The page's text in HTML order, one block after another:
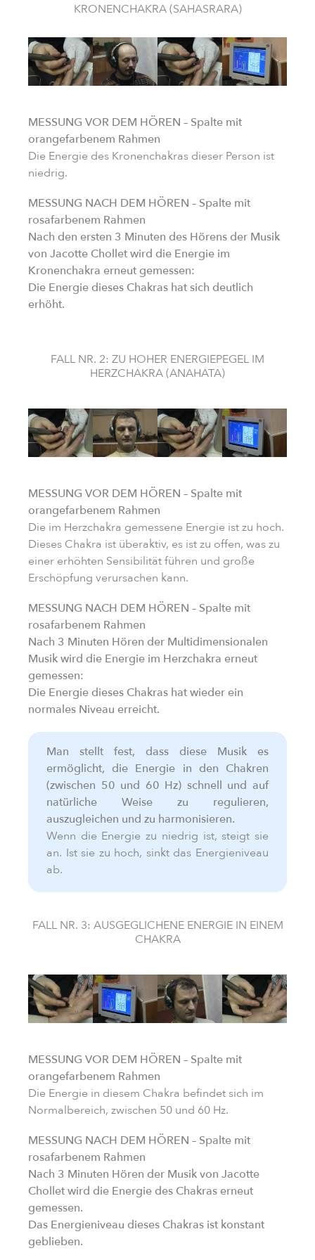
KRONENCHAKRA (SAHASRARA)
MESSUNG VOR DEM HÖREN – Spalte mit
orangefarbenem Rahmen
Die Energie des Kronenchakras dieser Person ist
niedrig.
MESSUNG NACH DEM HÖREN – Spalte mit
rosafarbenem Rahmen
Nach den ersten 3 Minuten des Hörens der Musik
von Jacotte Chollet wird die Energie im
Kronenchakra erneut gemessen:
Die Energie dieses Chakras hat sich deutlich
erhöht.
FALL NR. 2: ZU HOHER ENERGIEPEGEL IM
HERZCHAKRA (ANAHATA)
MESSUNG VOR DEM HÖREN – Spalte mit
orangefarbenem Rahmen
Die im Herzchakra gemessene Energie ist zu hoch.
Dieses Chakra ist überaktiv, es ist zu offen, was zu
einer erhöhten Sensibilität führen und große
Erschöpfung verursachen kann.
MESSUNG NACH DEM HÖREN – Spalte mit
rosafarbenem Rahmen
Nach 3 Minuten Hören der Multidimensionalen
Musik wird die Energie im Herzchakra erneut
gemessen:
Die Energie dieses Chakras hat wieder ein
normales Niveau erreicht.
Man stellt fest, dass diese Musik es
ermöglicht, die Energie in den Chakren
(zwischen 50 und 60 Hz) schnell und auf
natürliche Weise zu regulieren,
auszugleichen und zu harmonisieren.
Wenn die Energie zu niedrig ist, steigt sie
an. Ist sie zu hoch, sinkt das Energieniveau
ab.
FALL NR. 3: AUSGEGLICHENE ENERGIE IN EINEM
CHAKRA
MESSUNG VOR DEM HÖREN – Spalte mit
orangefarbenem Rahmen
Die Energie in diesem Chakra befindet sich im
Normalbereich, zwischen 50 und 60 Hz.
MESSUNG NACH DEM HÖREN – Spalte mit
rosafarbenem Rahmen
Nach 3 Minuten Hören der Musik von Jacotte
Chollet wird die Energie des Chakras erneut
gemessen.
Das Energieniveau dieses Chakras ist konstant
geblieben.